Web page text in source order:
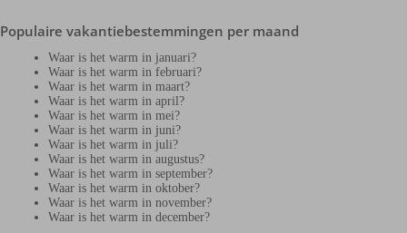
Populaire vakantiebestemmingen per maand
Waar is het warm in januari?
Waar is het warm in februari?
Waar is het warm in maart?
Waar is het warm in april?
Waar is het warm in mei?
Waar is het warm in juni?
Waar is het warm in juli?
Waar is het warm in augustus?
Waar is het warm in september?
Waar is het warm in oktober?
Waar is het warm in november?
Waar is het warm in december?